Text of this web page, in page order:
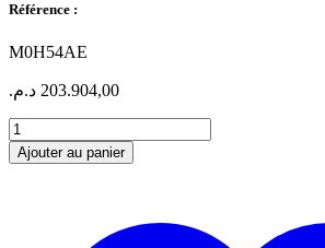
Référence :
M0H54AE
203.904,00 د.م.
quantité
de
BOUTEILLE
Ajouter au panier